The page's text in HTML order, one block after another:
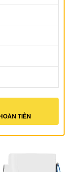
TIỀN